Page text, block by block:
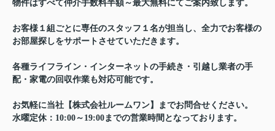
物件はすべて仲介手数料半額～最大無料にてご案内致します。
お客様１組ごとに専任のスタッフ１名が担当し、全力でお客様の
お部屋探しをサポートさせていただきます。
各種ライフライン・インターネットの手続き・引越し業者の手
配・家電の回収作業も対応可能です。
お気軽に当社【株式会社ルームワン】までお問合せください。
水曜定休：10:00～19:00までの営業時間となっております。